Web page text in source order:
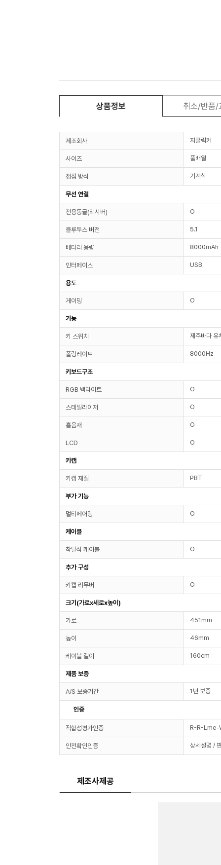
상품정보 취소/반품/
제조회사 지클릭커
사이즈 풀배열
접점 방식 기계식
무선 연결
전용동글(리시버) O
블루투스 버전 5.1
배터리 용량 8000mAh
인터페이스 USB
용도
게이밍 O
기능
키 스위치 제주바다 유
폴링레이트 8000Hz
키보드구조
RGB 백라이트 O
스테빌라이저 O
흡음재 O
LCD O
키캡
키캡 재질 PBT
부가 기능
멀티페어링 O
케이블
착탈식 케이블 O
추가 구성
키캡 리무버 O
크기(가로x세로x높이)
가로 451mm
높이 46mm
케이블 길이 160cm
제품 보증
A/S 보증기간 1년 보증
인증
적합성평가인증 R-R-Lme-
안전확인인증 상세설명 /
제조사제공